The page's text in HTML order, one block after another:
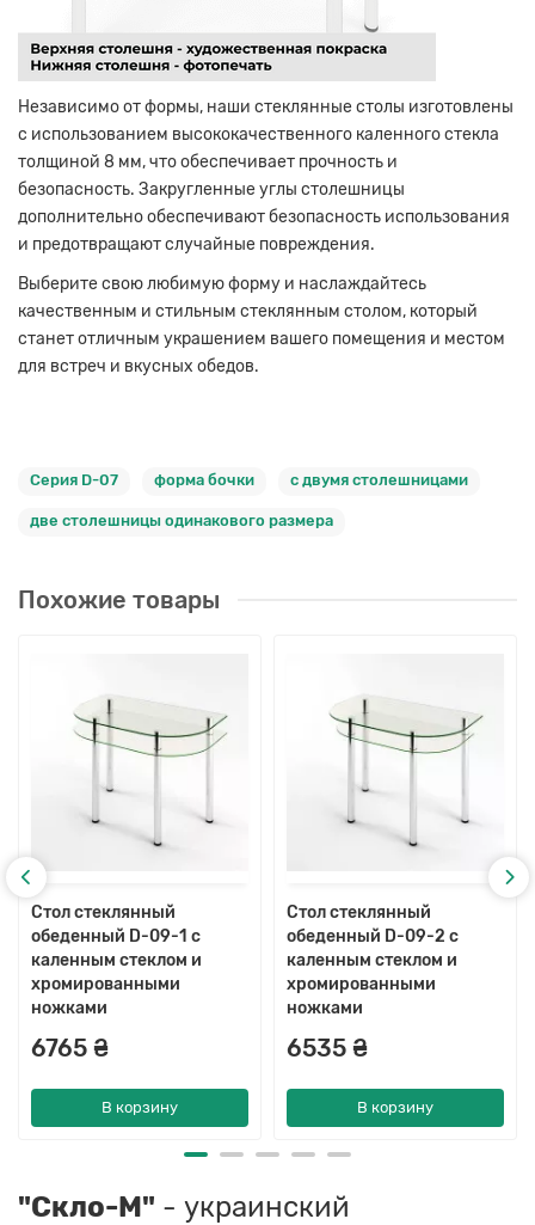
Независимо от формы, наши стеклянные столы изготовлены
с использованием высококачественного каленного стекла
толщиной 8 мм, что обеспечивает прочность и
безопасность. Закругленные углы столешницы
дополнительно обеспечивают безопасность использования
и предотвращают случайные повреждения.
Выберите свою любимую форму и наслаждайтесь
качественным и стильным стеклянным столом, который
станет отличным украшением вашего помещения и местом
для встреч и вкусных обедов.
Серия D-07 форма бочки с двумя столешницами
две столешницы одинакового размера
Похожие товары
Стол стеклянный
обеденный D-09-1 с
каленным стеклом и
хромированными
ножками
6765 ₴
В корзину
Стол стеклянный
обеденный D-09-2 с
каленным стеклом и
хромированными
ножками
6535 ₴
В корзину
"Скло-М" - украинский